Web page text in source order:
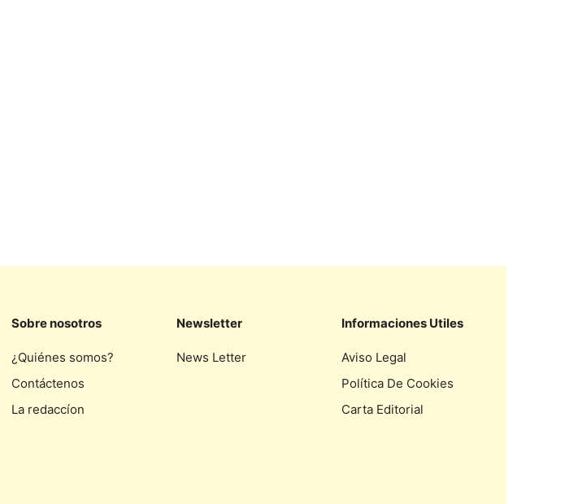
Sobre nosotros
¿Quiénes somos?
Contáctenos
La redaccíon
Newsletter
News Letter
Informaciones Utiles
Aviso Legal
Política De Cookies
Carta Editorial